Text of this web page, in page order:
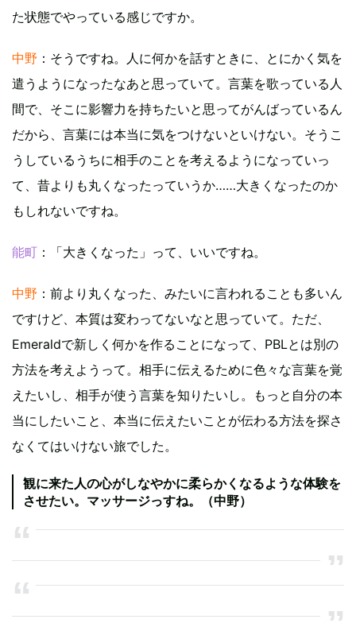
た状態でやっている感じですか。
中野 ：そうですね。人に何かを話すときに、とにかく気を
遣うようになったなあと思っていて。言葉を歌っている人
間で、そこに影響力を持ちたいと思ってがんばっているん
だから、言葉には本当に気をつけないといけない。そうこ
うしているうちに相手のことを考えるようになっていっ
て、昔よりも丸くなったっていうか……大きくなったのか
もしれないですね。
能町 ：「大きくなった」って、いいですね。
中野 ：前より丸くなった、みたいに言われることも多いん
ですけど、本質は変わってないなと思っていて。ただ、
Emeraldで新しく何かを作ることになって、PBLとは別の
方法を考えようって。相手に伝えるために色々な言葉を覚
えたいし、相手が使う言葉を知りたいし。もっと自分の本
当にしたいこと、本当に伝えたいことが伝わる方法を探さ
なくてはいけない旅でした。
観に来た人の心がしなやかに柔らかくなるような体験を
させたい。マッサージっすね。（中野）